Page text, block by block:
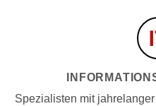
Spezialisten mit